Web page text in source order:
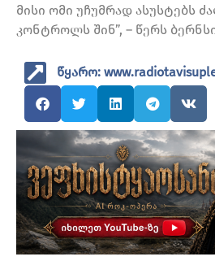
მისი ომი უჩუმრად ასუსტებს
კონტროლს შინ”, – წერს
წყარო: